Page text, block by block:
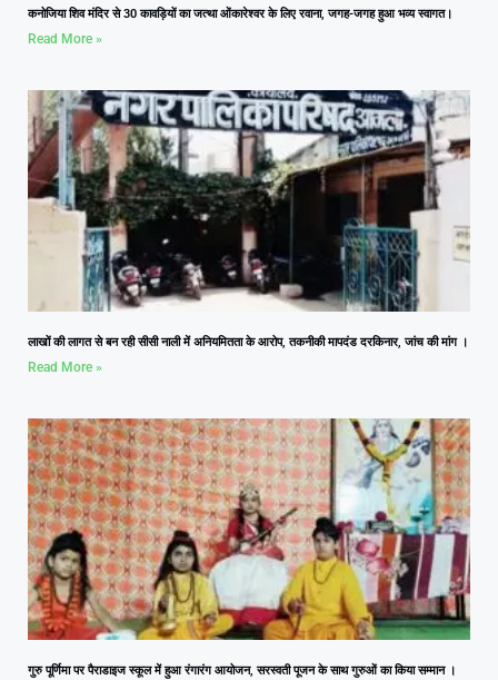
कनोजिया शिव मंदिर से 30 कावड़ियों का जत्था ओंकारेश्वर के लिए रवाना, जगह-जगह हुआ भव्य स्वागत।
Read More »
लाखों की लागत से बन रही सीसी नाली में अनियमितता के आरोप, तकनीकी मापदंड दरकिनार, जांच की मांग ।
Read More »
गुरु पूर्णिमा पर पैराडाइज स्कूल में हुआ रंगारंग आयोजन, सरस्वती पूजन के साथ गुरुओं का किया सम्मान ।